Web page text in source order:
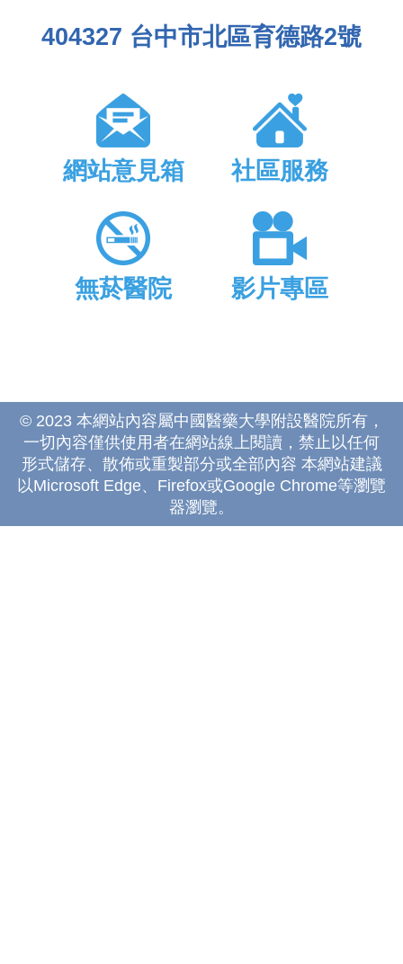
404327 台中市北區育德路2號
網站意見箱 社區服務
無菸醫院 影片專區
© 2023 本網站內容屬中國醫藥大學附設醫院所有，
一切內容僅供使用者在網站線上閱讀，禁止以任何
形式儲存、散佈或重製部分或全部內容 本網站建議
以Microsoft Edge、Firefox或Google Chrome等瀏覽
器瀏覽。